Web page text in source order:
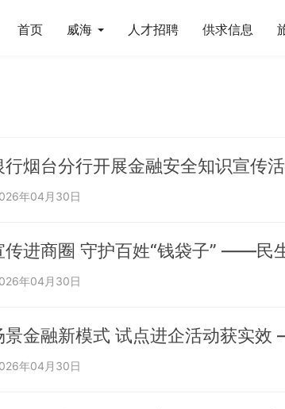
首页 威海 人才招聘 供求信息
行烟台分行开展金融安全知识宣传
年04月30日
传进商圈 守护百姓“钱袋子” ——民
年04月30日
年04月30日